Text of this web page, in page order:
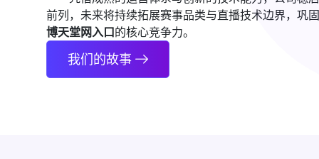
前列，未来将持续拓展赛事品类与直播技术边界，巩固
博天堂网入口的核心竞争力。
我们的故事